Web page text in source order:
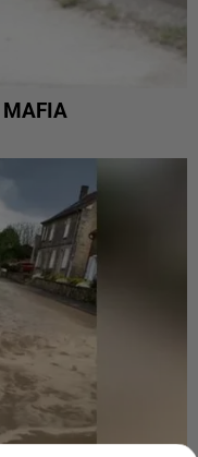
MAFIA